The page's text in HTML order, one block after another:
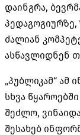
დაინგრა,
ძალიან
ასწავლიდნენ
„პუბლიკამ“ ამ
სხვა
შეძლო,
შესახებ